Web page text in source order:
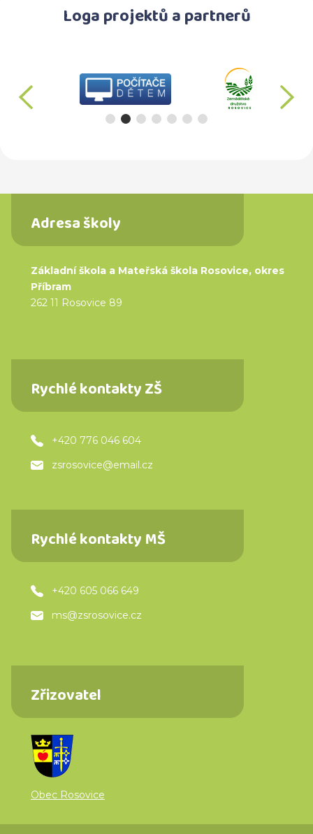
Loga projektů a partnerů
předchozí
Adresa školy
Základní škola a Mateřská škola Rosovice, okres
Příbram
262 11 Rosovice 89
Rychlé kontakty ZŠ
+420 776 046 604
zsrosovice@email.cz
Rychlé kontakty MŠ
+420 605 066 649
ms@zsrosovice.cz
Zřizovatel
Obec Rosovice